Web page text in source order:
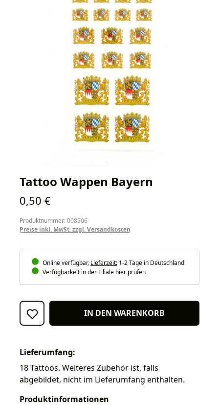
Tattoo Wappen Bayern
Regulärer Preis:
0,50 €
Produktnummer: 008506
Preise inkl. MwSt. zzgl. Versandkosten
Online verfügbar, Lieferzeit: 1-2 Tage in Deutschland
Verfügbarkeit in der Filiale hier prüfen
IN DEN WARENKORB
Lieferumfang:
18 Tattoos. Weiteres Zubehör ist, falls
abgebildet, nicht im Lieferumfang enthalten.
Produktinformationen